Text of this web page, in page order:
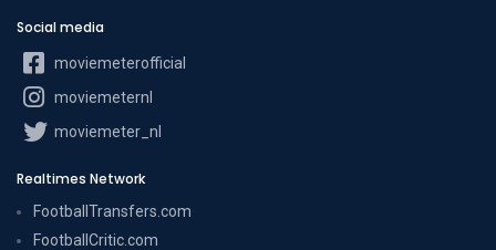
Social media
moviemeterofficial
moviemeternl
moviemeter_nl
Realtimes Network
FootballTransfers.com
FootballCritic.com